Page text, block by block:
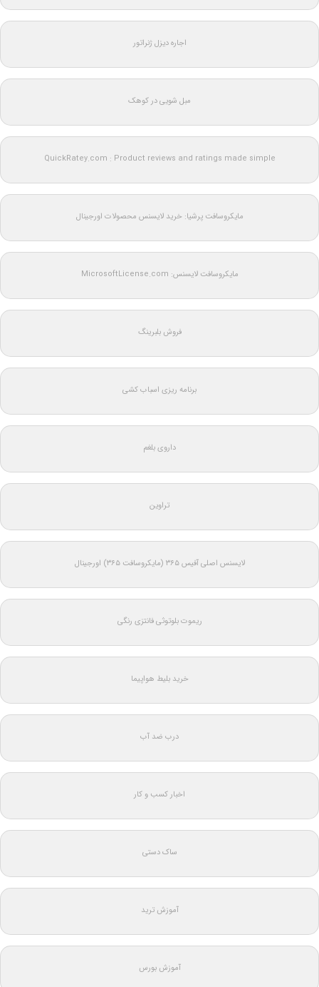
اجاره دیزل ژنراتور
مبل شویی در کوهک
QuickRatey.com : Product reviews and ratings made simple
مایکروسافت پرشیا: خرید لایسنس محصولات اورجینال
مایکروسافت لایسنس: MicrosoftLicense.com
فروش بلبرینگ
برنامه ریزی اسباب کشی
داروی بلغم
تراوین
لایسنس اصلی آفیس ۳۶۵ (مایکروسافت ۳۶۵) اورجینال
ریموت بلوتوثی فانتزی رنگی
خرید بلیط هواپیما
درب ضد آب
اخبار کسب و کار
ساک دستی
آموزش ترید
آموزش بورس